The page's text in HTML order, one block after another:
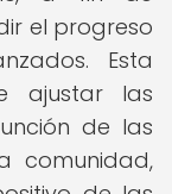
el progreso
Esta
ajustar las
de las
comunidad,